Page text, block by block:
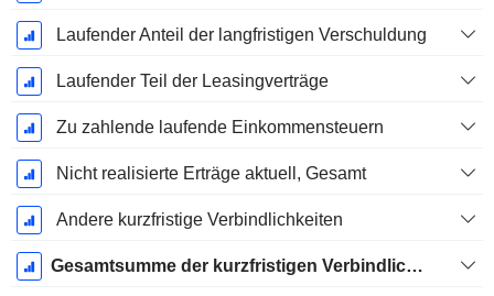
Laufender Anteil der langfristigen Verschuldung
Laufender Teil der Leasingverträge
Zu zahlende laufende Einkommensteuern
Nicht realisierte Erträge aktuell, Gesamt
Andere kurzfristige Verbindlichkeiten
Gesamtsumme der kurzfristigen Verbindlichkeiten